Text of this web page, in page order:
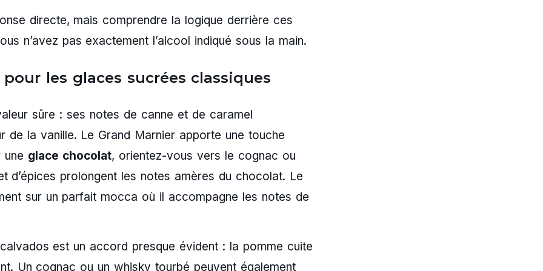
directe, mais comprendre la logique derrière ces
n’avez pas exactement l’alcool indiqué sous la main.
les glaces sucrées classiques
sûre : ses notes de canne et de caramel
de la vanille. Le Grand Marnier apporte une touche
une glace chocolat, orientez-vous vers le cognac ou
d’épices prolongent les notes amères du chocolat. Le
sur un parfait mocca où il accompagne les notes de
est un accord presque évident : la pomme cuite
Un cognac ou un whisky tourbé peuvent également